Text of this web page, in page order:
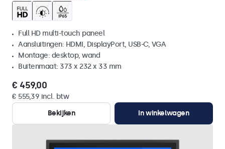
Full HD multi-touch paneel
Aansluitingen: HDMI, DisplayPort, USB-C, VGA
Montage: desktop, wand
Buitenmaat: 373 x 232 x 33 mm
€ 459,00
€ 555,39 incl. btw
Bekijken
In winkelwagen